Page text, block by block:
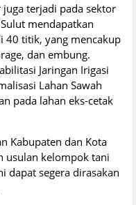
terjadi pada sektor
mendapatkan
40 titik, yang mencakup
dan embung.
Jaringan Irigasi
Lahan Sawah
pada lahan eks-cetak
Kabupaten dan Kota
usulan kelompok tani
dapat segera dirasakan